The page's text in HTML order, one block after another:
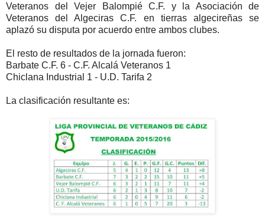
Veteranos del Vejer Balompié C.F. y la Asociación de
Veteranos del Algeciras C.F. en tierras algecireñas se
aplazó su disputa por acuerdo entre ambos clubes.
El resto de resultados de la jornada fueron:
Barbate C.F. 6 - C.F. Alcalá Veteranos 1
Chiclana Industrial 1 - U.D. Tarifa 2
La clasificación resultante es: